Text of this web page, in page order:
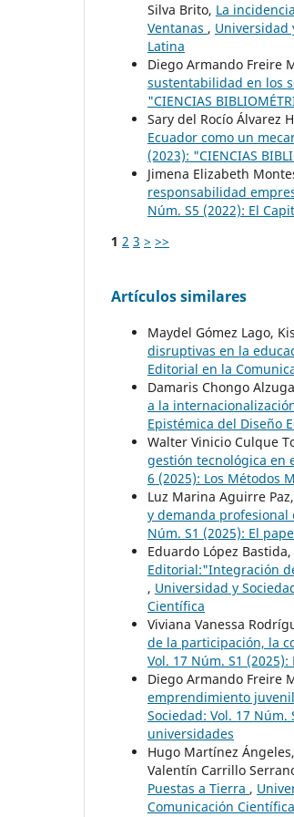
Silva Brito, La
Ventanas , Universidad
Latina
Diego Armando Freire
sustentabilidad en los
"CIENCIAS
Sary del Rocío Álvarez
Ecuador como un
(2023): "CIENCIAS
Jimena Elizabeth
responsabilidad
Núm. S5 (2022): El
1 2 3 > >>
Artículos similares
Maydel Gómez Lago,
disruptivas en la
Editorial en la
Damaris Chongo
a la
Epistémica del Diseño
Walter Vinicio Culque
gestión tecnológica en
6 (2025): Los Métodos
Luz Marina Aguirre
y demanda profesional
Núm. S1 (2025): El
Eduardo López
Editorial:"Integración
, Universidad y
Científica
Viviana Vanessa
de la participación, la
Vol. 17 Núm. S1
Diego Armando Freire
emprendimiento
Sociedad: Vol. 17
universidades
Hugo Martínez
Valentín Carrillo
Puestas a Tierra ,
Comunicación